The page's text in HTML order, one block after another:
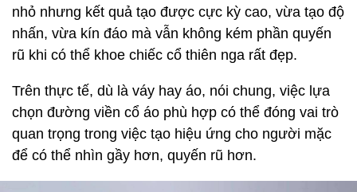
nhỏ nhưng kết quả tạo được cực kỳ cao, vừa tạo độ
nhấn, vừa kín đáo mà vẫn không kém phần quyến
rũ khi có thể khoe chiếc cổ thiên nga rất đẹp.
Trên thực tế, dù là váy hay áo, nói chung, việc lựa
chọn đường viền cổ áo phù hợp có thể đóng vai trò
quan trọng trong việc tạo hiệu ứng cho người mặc
để có thể nhìn gầy hơn, quyến rũ hơn.